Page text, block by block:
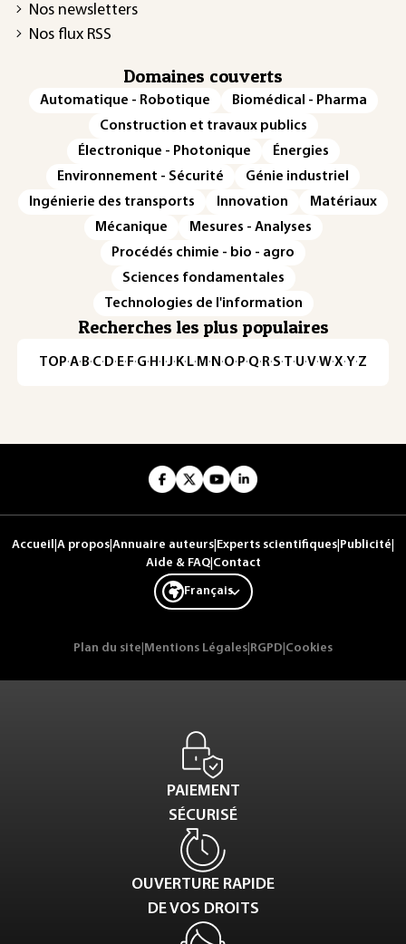
Nos newsletters
Nos flux RSS
Domaines couverts
Automatique - Robotique
Biomédical - Pharma
Construction et travaux publics
Électronique - Photonique
Énergies
Environnement - Sécurité
Génie industriel
Ingénierie des transports
Innovation
Matériaux
Mécanique
Mesures - Analyses
Procédés chimie - bio - agro
Sciences fondamentales
Technologies de l'information
Recherches les plus populaires
TOP·A·B·C· D· E· F·G· H · ·J· K· L· M · N ·O· P·Q· R·S·T·U·V·W·X·Y·Z
Accueil A propos Annuaire auteurs Experts scientifiques Publicité
Aide & FAQ| Contact
Français
Plan du site Mentions Légales RGPD Cookies
PAIEMENT
SÉCURISÉ
OUVERTURE RAPIDE
DE VOS DROITS